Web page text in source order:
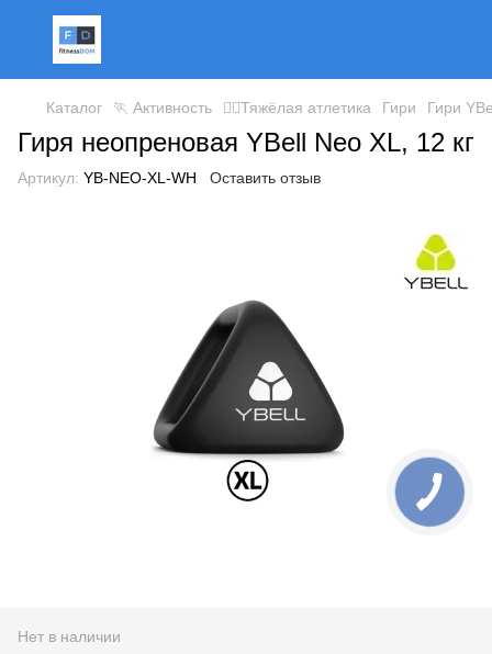
Каталог 🏃 Активность 🏋️‍♀️Тяжёлая атлетика Гири Гири
Гиря неопреновая YBell Neo XL, 12 кг
Артикул: YB-NEO-XL-WH Оставить отзыв
Нет в наличии